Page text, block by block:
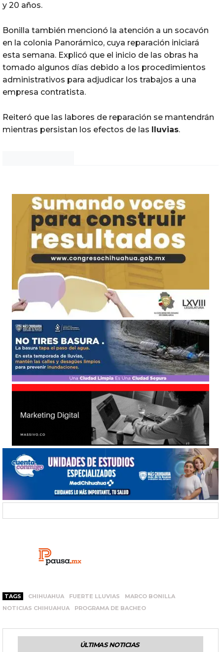
y 20 años.
Bonilla también mencionó la atención a un socavón
en la colonia Panorámico, cuya reparación iniciará
esta semana. Explicó que el inicio de las obras ha
tomado algunos días debido a los procedimientos
administrativos para adjudicar los trabajos a una
empresa contratista.
Reiteró que las labores de reparación se mantendrán
mientras persistan los efectos de las
lluvias.
TAGS CHIHUAHUA FUERTE LLUVIAS
MARCO BONILLA
NOTICIAS CHIHUAHUA
PROGRAMA DE BACHEO
ÚLTIMAS NOTICIAS